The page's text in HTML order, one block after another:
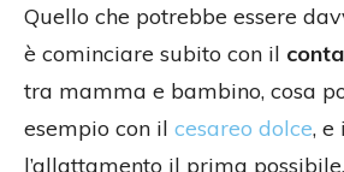
Quello che potrebbe essere
è cominciare subito con il
tra mamma e bambino, cosa
esempio con il cesareo dolce, e
l’allattamento il prima